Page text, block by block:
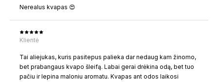
Nerealus kvapas 😍
Tai aliejukas, kuris pasitepus palieka dar nedaug kam žinomo,
bet prabangaus kvapo šleifą. Labai gerai drėkina odą, bet tuo
pačiu ir lepina maloniu aromatu. Kvapas ant odos laikosi
Klientė